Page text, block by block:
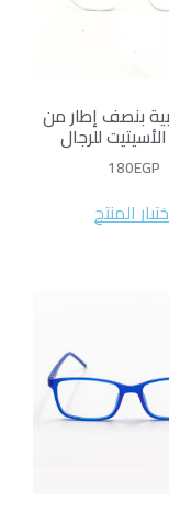
بنصف إطار من
للرجال
180EGP
المنتج